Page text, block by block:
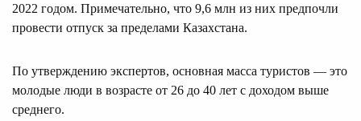
2022 годом. Примечательно, что 9,6 млн из них предпочли
провести отпуск за пределами Казахстана.
По утверждению экспертов, основная масса туристов — это
молодые люди в возрасте от 26 до 40 лет с доходом выше
среднего.